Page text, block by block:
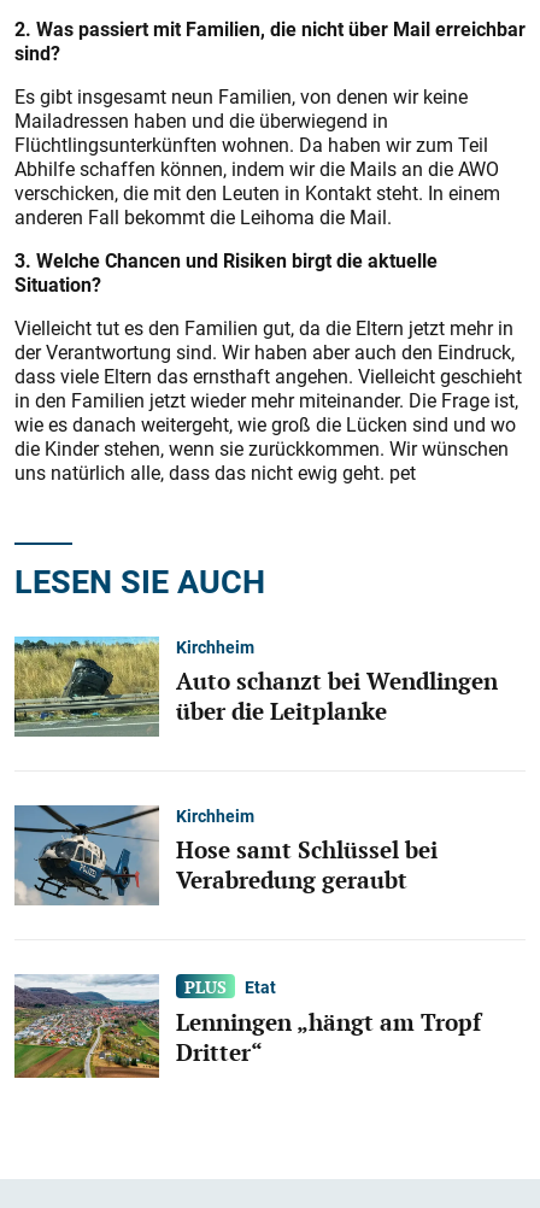
2. Was passiert mit Familien, die nicht über Mail erreichbar
sind?
Es gibt insgesamt neun Familien, von denen wir keine
Mailadressen haben und die überwiegend in
Flüchtlingsunterkünften wohnen. Da haben wir zum Teil
Abhilfe schaffen können, indem wir die Mails an die AWO
verschicken, die mit den Leuten in Kontakt steht. In einem
anderen Fall bekommt die Leihoma die Mail.
3. Welche Chancen und Risiken birgt die aktuelle
Situation?
Vielleicht tut es den Familien gut, da die Eltern jetzt mehr in
der Verantwortung sind. Wir haben aber auch den Eindruck,
dass viele Eltern das ernsthaft angehen. Vielleicht geschieht
in den Familien jetzt wieder mehr miteinander. Die Frage ist,
wie es danach weitergeht, wie groß die Lücken sind und wo
die Kinder stehen, wenn sie zurückkommen. Wir wünschen
uns natürlich alle, dass das nicht ewig geht. pet
LESEN SIE AUCH
Kirchheim
Auto schanzt bei Wendlingen
über die Leitplanke
Kirchheim
Hose samt Schlüssel bei
Verabredung geraubt
Etat
Lenningen „hängt am Tropf
Dritter“